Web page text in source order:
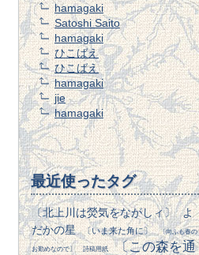
hamagaki
Satoshi Saito
hamagaki
ひこばえ
ひこばえ
hamagaki
jie
hamagaki
最近使ったタグ
〔北上川は熒気をながしィ〕 よ
だかの星
〔いま来た角に〕 〔向ふも春の
お勤めなので〕 詩稿用紙
〔この森を通